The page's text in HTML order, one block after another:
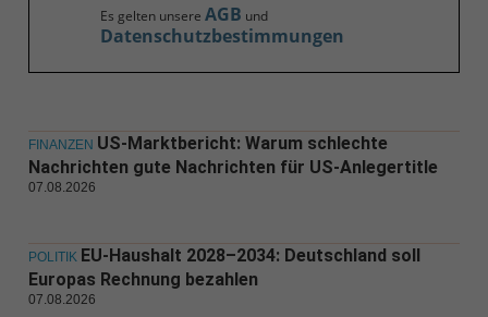
Es gelten unsere AGB und
Datenschutzbestimmungen
FINANZEN US-Marktbericht: Warum schlechte
Nachrichten gute Nachrichten für US-Anlegertitle
07.08.2026
POLITIK EU-Haushalt 2028–2034: Deutschland soll
Europas Rechnung bezahlen
07.08.2026